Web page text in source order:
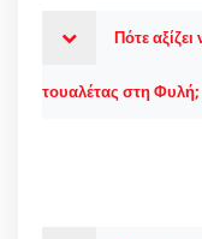
Πότε
τουαλέτας στη Φυλή;